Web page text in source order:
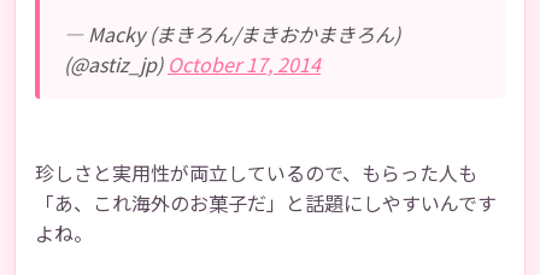
— Macky (まきろん/まきおかまきろん)
(@astiz_jp) October 17, 2014
珍しさと実用性が両立しているので、もらった人も
「あ、これ海外のお菓子だ」と話題にしやすいんです
よね。